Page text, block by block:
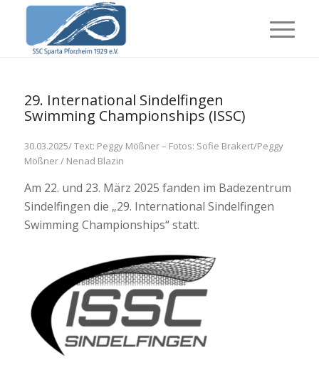
29. International Sindelfingen
Swimming Championships (ISSC)
30.03.2025/ Text: Peggy Mößner – Fotos: Sofie Brakert/Peggy
Mößner / Nenad Blazin
Am 22. und 23. März 2025 fanden im Badezentrum
Sindelfingen die „29. International Sindelfingen
Swimming Championships“ statt.